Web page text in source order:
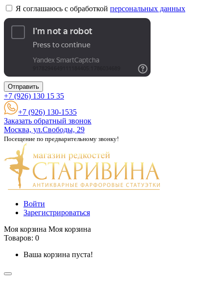
Я соглашаюсь с обработкой персональных данных
Отправить
+7 (926) 130 15 35
+7 (926) 130-1535
Заказать обратный звонок
Москва, ул.Свободы, 29
Посещение по предварительному звонку!
Войти
Зарегистрироваться
Моя корзина Моя корзина
Товаров: 0
Ваша корзина пуста!